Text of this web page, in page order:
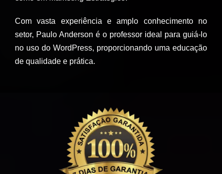
Com vasta experiência e amplo conhecimento no
setor, Paulo Anderson é o professor ideal para guiá-lo
no uso do WordPress, proporcionando uma educação
de qualidade e prática.